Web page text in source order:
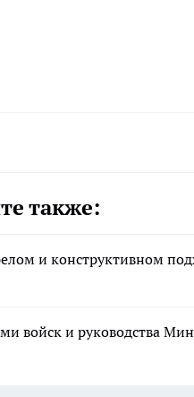
также:
и конструктивном
войск и руководства